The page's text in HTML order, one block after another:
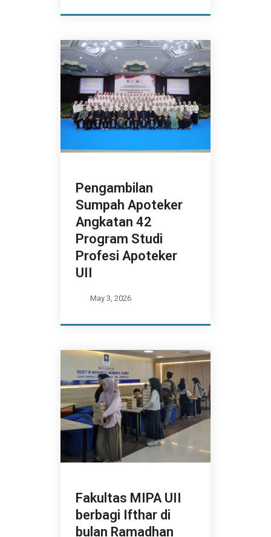
Pengambilan
Sumpah Apoteker
Angkatan 42
Program Studi
Profesi Apoteker
UII
May 3, 2026
Fakultas MIPA UII
berbagi Ifthar di
bulan Ramadhan